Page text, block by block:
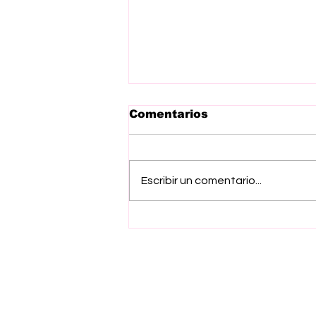
Comentarios
Escribir un comentario...